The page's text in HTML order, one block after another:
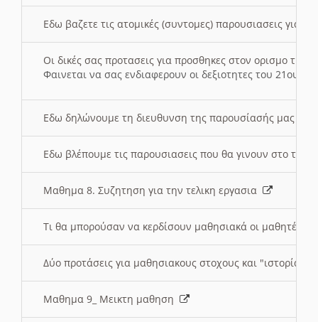
Εδω βαζετε τις ατομικές (συντομες) παρουσιασεις για
Οι δικές σας προτασεις για προσθηκες στον ορισμο
Φαινεται να σας ενδιαφερουν οι δεξιοτητες του 21ου
Εδω δηλώνουμε τη διευθυνση της παρουσίασής μας
Εδω βλέπουμε τις παρουσιασεις που θα γινουν στο
Μαθημα 8. Συζητηση για την τελικη εργασια
Τι θα μπορούσαν να κερδίσουν μαθησιακά οι μαθητές/
Δύο προτάσεις για μαθησιακους στοχους και "ιστορία"
Μαθημα 9_ Μεικτη μαθηση